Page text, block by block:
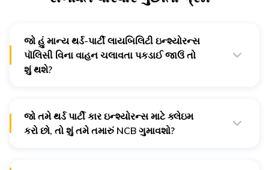
મહિન્દ્રા XUV ઇન્શ્યોરન્સ
રેનો કાર ઇન્શ્યોરન્સ
જો હું માન્ય થર્ડ-પાર્ટી લાયબિલિટી ઇન્શ્યોરન્સ
પૉલિસી વિના વાહન ચલાવતા પકડાઈ જાઉં તો
શું થશે?
અથવા 3-મહિના સુધીની જેલની સજા થઈ શકે છે.
જો તમે થર્ડ પાર્ટી કાર ઇન્શ્યોરન્સ માટે ક્લેઇમ
કરો છો, તો શું તમે તમારું NCB ગુમાવશો?